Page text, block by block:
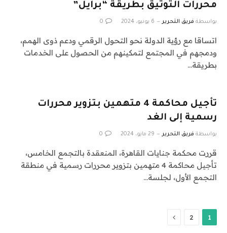
محررات التوثيق بطريقة “برايل”
بواسطة فريق التحرير 6 يونيو، 2024 0
اتساقا مع رؤية الدولة نحو التحول الرقمي ودعم ذوى الهمم،
ودمجهم في المجتمع لتمكينهم من الحصول على الخدمات
بطريقة…
تأجيل محاكمة 4 متهمين بتزوير محررات
رسمية إلى الغد
بواسطة فريق التحرير 29 مايو، 2024 0
قررت محكمة جنايات القاهرة، المنعقدة بالتجمع الخامس،
تأجيل محاكمة 4 متهمين بتزوير محررات رسمية في منطقة
التجمع الأول، لجلسة…
1
2 التالي